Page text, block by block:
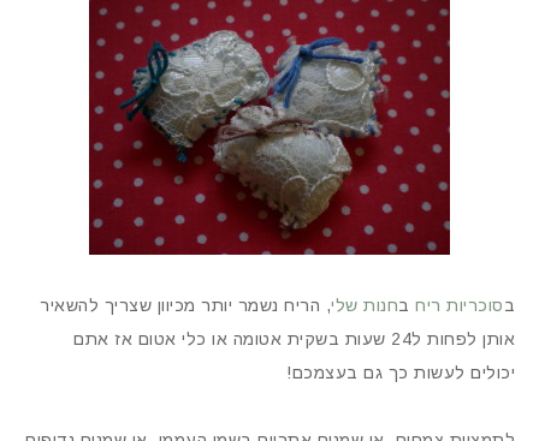
בסוכריות ריח בחנות שלי, הריח נשמר יותר מכיוון שצריך להשאיר
אותן לפחות ל24 שעות בשקית אטומה או כלי אטום אז אתם
יכולים לעשות כך גם בעצמכם!